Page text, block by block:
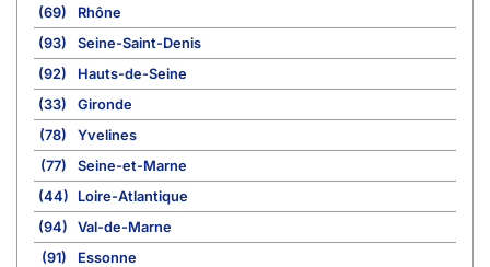
(69)
Rhône
(93)
Seine-Saint-Denis
(92)
Hauts-de-Seine
(33)
Gironde
(78)
Yvelines
(77)
Seine-et-Marne
(44)
Loire-Atlantique
(94)
Val-de-Marne
(91)
Essonne